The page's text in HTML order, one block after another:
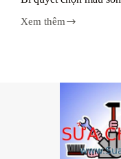
Xem thêm
Bí